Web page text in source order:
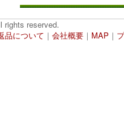
rights reserved.
品について ｜ 会社概要 ｜ MAP ｜